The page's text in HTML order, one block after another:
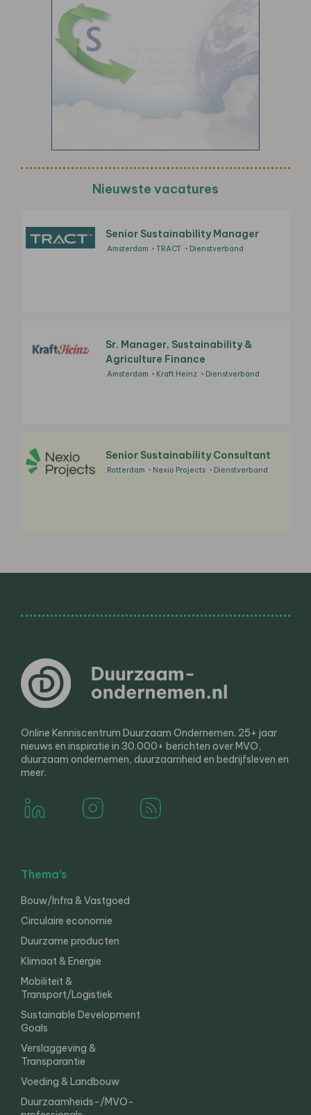
Nieuwste vacatures
Senior Sustainability Manager
Amsterdam TRACT Dienstverband
Sr. Manager, Sustainability &
Agriculture Finance
Amsterdam Kraft Heinz Dienstverband
Senior Sustainability Consultant
Rotterdam Nexio Projects Dienstverband
Online Kenniscentrum Duurzaam Ondernemen. 25+ jaar
nieuws en inspiratie in 30.000+ berichten over MVO,
duurzaam ondernemen, duurzaamheid en bedrijfsleven en
meer.
Thema’s
Bouw/Infra & Vastgoed
Circulaire economie
Duurzame producten
Klimaat & Energie
Mobiliteit &
Transport/Logistiek
Sustainable Development
Goals
Verslaggeving &
Transparantie
Voeding & Landbouw
Duurzaamheids-/MVO-